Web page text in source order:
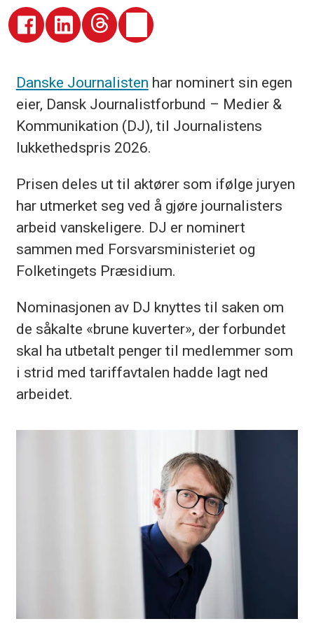
Danske Journalisten har nominert sin egen
eier, Dansk Journalistforbund – Medier &
Kommunikation (DJ), til Journalistens
lukkethedspris 2026.
Prisen deles ut til aktører som ifølge juryen
har utmerket seg ved å gjøre journalisters
arbeid vanskeligere. DJ er nominert
sammen med Forsvarsministeriet og
Folketingets Præsidium.
Nominasjonen av DJ knyttes til saken om
de såkalte «brune kuverter», der forbundet
skal ha utbetalt penger til medlemmer som
i strid med tariffavtalen hadde lagt ned
arbeidet.